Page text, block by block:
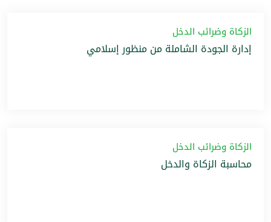
الزكاة وضرائب الدخل
إدارة الجودة الشاملة من منظور إسلامي
الزكاة وضرائب الدخل
محاسبة الزكاة والدخل